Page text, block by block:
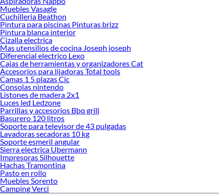
Muebles Vasagle
Cuchilleria Beathon
Pintura para piscinas Pinturas brizz
Pintura blanca interior
Cizalla electrica
Mas utensilios de cocina Joseph joseph
Diferencial electrico Lexo
Cajas de herramientas y organizadores Cat
Accesorios para lijadoras Total tools
Camas 1 5 plazas Cic
Consolas nintendo
Listones de madera 2x1
Luces led Ledzone
Parrillas y accesorios Bbq grill
Basurero 120 litros
Soporte para televisor de 43 pulgadas
Lavadoras secadoras 10 kg
Soporte esmeril angular
Sierra electrica Ubermann
Impresoras Silhouette
Hachas Tramontina
Pasto en rollo
Muebles Sorento
Camping Verci